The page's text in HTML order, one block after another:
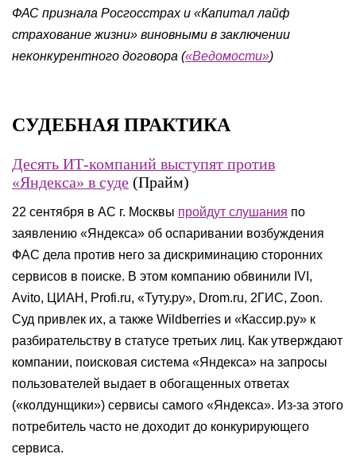
ФАС признала Росгосстрах и «Капитал лайф
страхование жизни» виновными в заключении
неконкурентного договора («Ведомости»)
СУДЕБНАЯ ПРАКТИКА
Десять ИТ-компаний выступят против
«Яндекса» в суде (Прайм)
22 сентября в АС г. Москвы пройдут слушания по
заявлению «Яндекса» об оспаривании возбуждения
ФАС дела против него за дискриминацию сторонних
сервисов в поиске. В этом компанию обвинили IVI,
Avito, ЦИАН, Profi.ru, «Туту.ру», Drom.ru, 2ГИС, Zoon.
Суд привлек их, а также Wildberries и «Кассир.ру» к
разбирательству в статусе третьих лиц. Как утверждают
компании, поисковая система «Яндекса» на запросы
пользователей выдает в обогащенных ответах
(«колдунщики») сервисы самого «Яндекса». Из-за этого
потребитель часто не доходит до конкурирующего
сервиса.